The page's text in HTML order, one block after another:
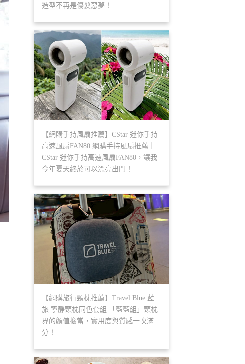
造型不再是傷髮惡夢！
【網購手持風扇推薦】CStar 迷你手持
高速風扇FAN80 網購手持風扇推薦｜
CStar 迷你手持高速風扇FAN80，讓我
今年夏天終於可以漂亮出門！
【網購旅行頸枕推薦】Travel Blue 藍
旅 寧靜頸枕同色套組 「藍藍組」頸枕
界的顏值擔當，實用度與質感一次滿
分！